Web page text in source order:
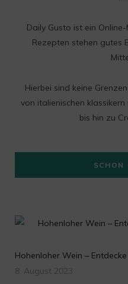
Daily Gusto ist ein
Rezepten stehen gutes
Hierbei sind keine
von italienischen
bis hin zu
SCHON
Hohenloher Wein –
8. August 2023